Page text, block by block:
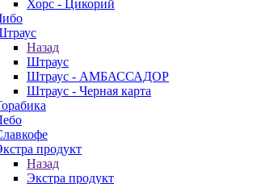
Хорс - Цикорий
Назад
Штраус
Штраус - АМБАССАДОР
Штраус - Черная карта
продукт
Назад
Экстра продукт